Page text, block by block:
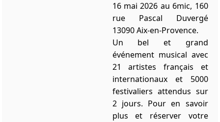
16 mai 2026 au 6mic, 160
rue Pascal Duvergé
13090 Aix-en-Provence.
Un bel et grand
événement musical avec
21 artistes français et
internationaux et 5000
festivaliers attendus sur
2 jours. Pour en savoir
plus et réserver votre